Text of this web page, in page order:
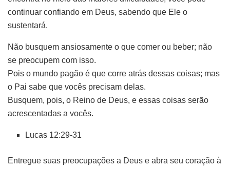
continuar confiando em Deus, sabendo que Ele o
sustentará.
Não busquem ansiosamente o que comer ou beber; não
se preocupem com isso.
Pois o mundo pagão é que corre atrás dessas coisas; mas
o Pai sabe que vocês precisam delas.
Busquem, pois, o Reino de Deus, e essas coisas serão
acrescentadas a vocês.
Lucas 12:29-31
Entregue suas preocupações a Deus e abra seu coração à